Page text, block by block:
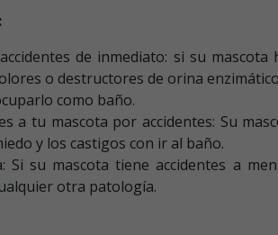
de inmediato: si su
o destructores de orina
como baño.
a tu mascota por accidentes: Su
y los castigos con ir al baño.
Si su mascota tiene accidentes a
otra patología.